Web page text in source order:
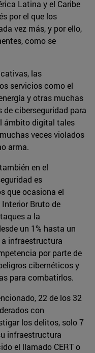
Latina y el Caribe
por el que los
vez más, y por ello,
como se
las
servicios como el
y otras muchas
ciberseguridad para
ámbito digital tales
veces violados
arma.
en el
es
que ocasiona el
Bruto de
a la
un 1% hasta un
a infraestructura
por parte de
cibernéticos y
para combatirlos.
22 de los 32
con
los delitos, solo 7
infraestructura
el llamado CERT o